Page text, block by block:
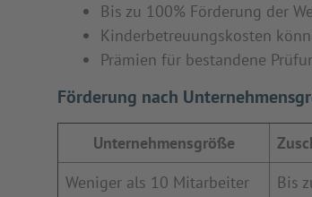
Bis zu 100% Förderung der
Kinderbetreuungskosten
Prämien für bestandene
Förderung nach
Unternehmensgröße
Weniger als 10 Mitarbeiter
Bis